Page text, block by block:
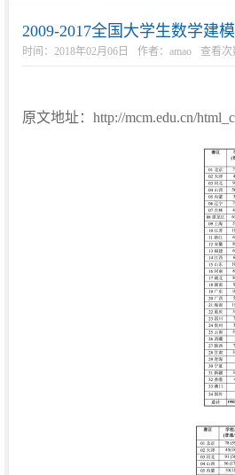
2009-2017全国大学生数学建
时间：2018年02月06日 作者：amao 查看次
原文地址：http://mcm.edu.cn/